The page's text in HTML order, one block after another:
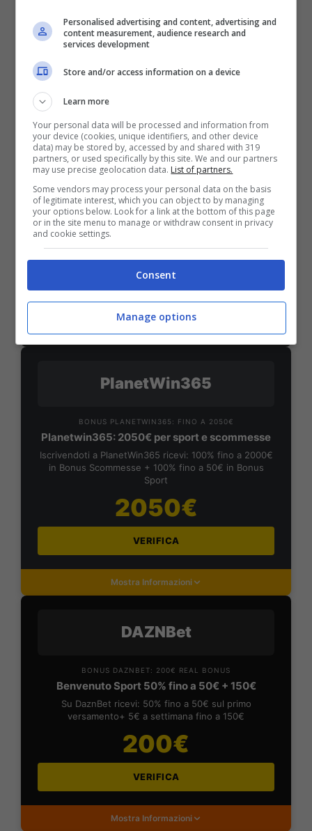
Sport
2050€
VERIFICA
Mostra Informazioni
SNAI
Bonus Benvenuto Sport: fino a 1.000€
50% sul deposito fino a 50€
1000€
VERIFICA
Mostra Informazioni
PlanetWin365
BONUS PLANETWIN365: FINO A 2050€
Planetwin365: 2050€ per sport e scommesse
Iscrivendoti a PlanetWin365 ricevi: 100% fino a 2000€
in Bonus Scommesse + 100% fino a 50€ in Bonus
Sport
2050€
VERIFICA
Mostra Informazioni
DAZNBet
BONUS DAZNBET: 200€ REAL BONUS
Benvenuto Sport 50% fino a 50€ + 150€
Su DaznBet ricevi: 50% fino a 50€ sul primo
versamento+ 5€ a settimana fino a 150€
200€
VERIFICA
Mostra Informazioni
Personalised advertising and content, advertising and
content measurement, audience research and
services development
Store and/or access information on a device
Learn more
Your personal data will be processed and information from
your device (cookies, unique identifiers, and other device
data) may be stored by, accessed by and shared with 319
partners, or used specifically by this site. We and our partners
may use precise geolocation data. List of partners.
Some vendors may process your personal data on the basis
of legitimate interest, which you can object to by managing
your options below. Look for a link at the bottom of this page
or in the site menu to manage or withdraw consent in privacy
and cookie settings.
Consent
Manage options